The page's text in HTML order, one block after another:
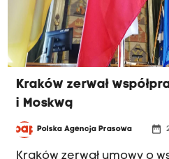
Kraków zerwał
i Moskwą
Polska Agencja Prasowa date_range
Kraków zerwał umowy o